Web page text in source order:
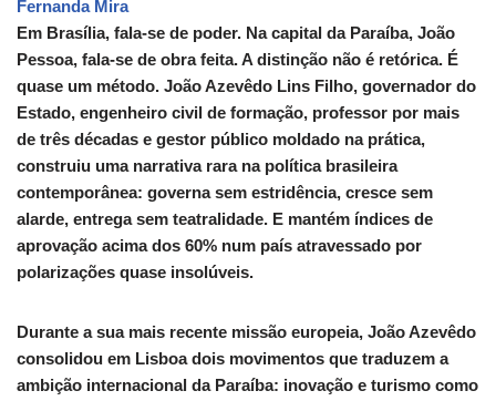
Fernanda Mira
Em Brasília, fala-se de poder. Na capital da Paraíba, João
Pessoa, fala-se de obra feita. A distinção não é retórica. É
quase um método. João Azevêdo Lins Filho, governador do
Estado, engenheiro civil de formação, professor por mais
de três décadas e gestor público moldado na prática,
construiu uma narrativa rara na política brasileira
contemporânea: governa sem estridência, cresce sem
alarde, entrega sem teatralidade. E mantém índices de
aprovação acima dos 60% num país atravessado por
polarizações quase insolúveis.
Durante a sua mais recente missão europeia, João Azevêdo
consolidou em Lisboa dois movimentos que traduzem a
ambição internacional da Paraíba: inovação e turismo como